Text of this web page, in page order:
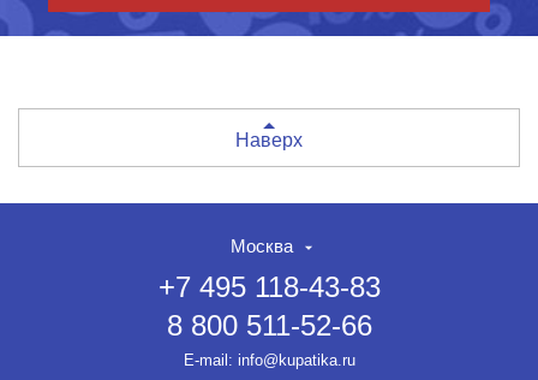
Наверх
Москва
+7 495 118-43-83
8 800 511-52-66
E-mail: info@kupatika.ru